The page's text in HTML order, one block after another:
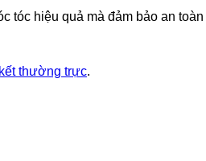
tóc hiệu quả mà đảm bảo an
thường trực.